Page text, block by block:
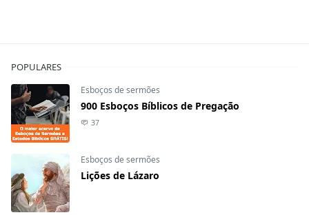
POPULARES
Esboços de sermões
900 Esboços Bíblicos de Pregação
37
Esboços de sermões
Lições de Lázaro